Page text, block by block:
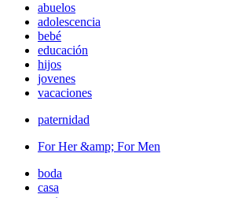
abuelos
adolescencia
bebé
educación
hijos
jovenes
vacaciones
paternidad
For Her &amp; For Men
boda
casa